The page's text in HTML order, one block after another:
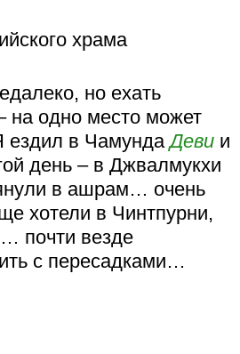
но ехать
на одно место может
ездил в ЧамундаДеви и
день – в Джвалмукхи
в ашрам… очень
хотели в Чинтпурни,
почти везде
с пересадками…